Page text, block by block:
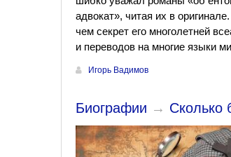
адвокат», читая их в
чем секрет его многолетней
и переводов на многие языки
Игорь Вадимов
Биографии → Сколько